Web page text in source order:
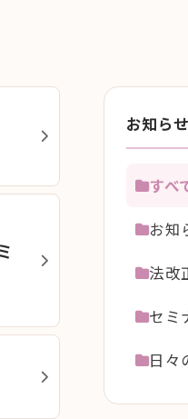
お知ら
すべ
お知
法改
セミ
日々